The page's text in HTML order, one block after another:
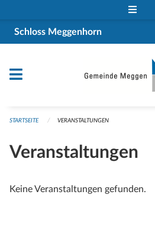
Schloss Meggenhorn
STARTSEITE VERANSTALTUNGEN
Veranstaltungen
Keine Veranstaltungen gefunden.